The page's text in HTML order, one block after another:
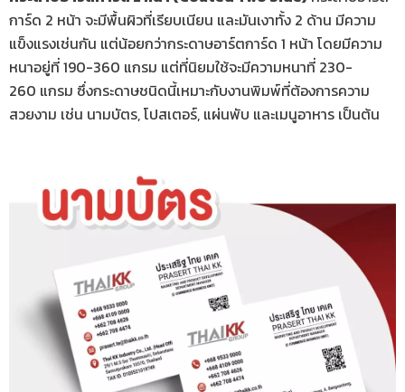
การ์ด 2 หน้า จะมีพื้นผิวที่เรียบเนียน และมันเงาทั้ง 2 ด้าน มีความ
แข็งแรงเช่นกัน แต่น้อยกว่ากระดาษอาร์ตการ์ด 1 หน้า โดยมีความ
หนาอยู่ที่ 190-360 แกรม แต่ที่นิยมใช้จะมีความหนาที่ 230-
260 แกรม ซึ่งกระดาษชนิดนี้เหมาะกับงานพิมพ์ที่ต้องการความ
สวยงาม เช่น นามบัตร, โปสเตอร์, แผ่นพับ และเมนูอาหาร เป็นต้น